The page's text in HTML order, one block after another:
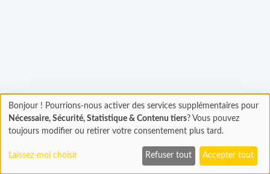
Chargement... Chargement
En cours...
Bonjour ! Pourrions-nous activer des services supplémentaires pour
Nécessaire, Sécurité, Statistique & Contenu tiers? Vous pouvez
toujours modifier ou retirer votre consentement plus tard.
Laissez-moi choisir Refuser tout Accepter tout